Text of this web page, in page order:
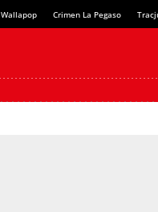
Wallapop Crimen La Pegaso